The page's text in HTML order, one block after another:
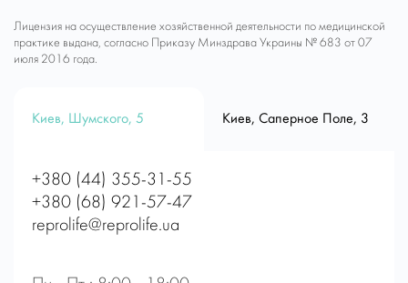
Лицензия на осуществление хозяйственной деятельности по медицинской
практике выдана, согласно Приказу Минздрава Украины № 683 от 07
июля 2016 года.
Киев, Шумского, 5 Киев, Саперное Поле, 3
+380 (44) 355-31-55
+380 (68) 921-57-47
reprolife@reprolife.ua